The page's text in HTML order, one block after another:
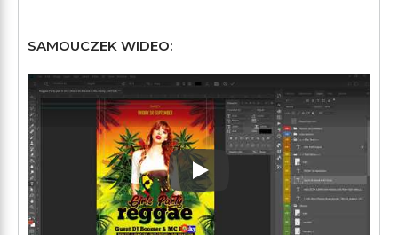
SAMOUCZEK WIDEO:
Play: Keynote (Google I/O